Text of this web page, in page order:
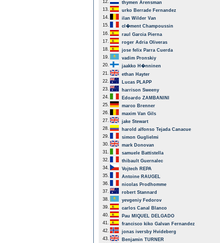
12.
thymen Arensman
13.
urko Berrade Fernandez
14.
ilan Wilder Van
15.
cl�ment Champoussin
16.
raul Garcia Pierna
17.
roger Adria Oliveras
18.
jose felix Parra Cuerda
19.
vadim Pronskiy
20.
jaakko H�nninen
21.
ethan Hayter
22.
Lucas PLAPP
23.
harrison Sweeny
24.
Edoardo ZAMBANINI
25.
marco Brenner
26.
maxim Van Gils
27.
jake Stewart
28.
harold alfonso Tejada Canacue
29.
simon Guglielmi
30.
mark Donovan
31.
samuele Battistella
32.
thibault Guernalec
34.
Vojtech REPA
35.
Antoine RAUGEL
36.
nicolas Prodhomme
37.
robert Stannard
38.
yevgeniy Fedorov
39.
carlos Canal Blanco
40.
Pau MIQUEL DELGADO
41.
francisco kiko Galvan Fernandez
42.
jonas iversby Hvideberg
43.
Benjamin TURNER